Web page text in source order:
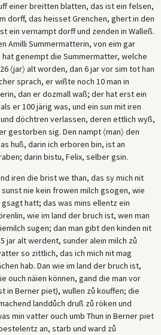
einer breitten blatten, das ist ein felsen,
dorff, das heisset Grenchen, ghert in den
ein vernampt dorff und zenden in Walleß.
Amilli Summermatterin, von eim gar
genempt die Summermatter, welche
〈jar〉 alt worden, dan 6 jar vor sim tot han
sprach, er wißte noch 10 man in
dan er dozmall waß; der hat erst ein
er 100 järig was, und ein sun mit iren
döchtren verlassen, deren ettlich wyß,
sig. Den nampt 〈man〉 den
huß, darin ich erboren bin, ist an
darin bistu, Felix, selber gsin.
iren die brist we than, das sy mich nit
nie kein frowen milch gsogen, wie
hatt; das was mins ellentz ein
wie im land der bruch ist, wen man
sugen; dan man gibt den kinden nit
jar alt werdent, sunder alein milch zů
so zittlich, das ich mich nit mag
hab. Dan wie im land der bruch ist,
ouch näien können, gand die man vor
in Berner piet), wullen zů kouffen; die
landdůch druß zů röken und
min vatter ouch umb Thun in Berner piet
an, starb und ward zů